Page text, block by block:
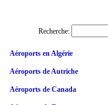
Recherche:
Aéroports en Algérie
Aéroports de Autriche
Aéroports de Canada